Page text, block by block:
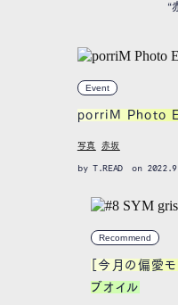
“
Event
porriM Photo
写真 赤坂
by T.READ on
Recommend
［今月の偏愛
ブオイル